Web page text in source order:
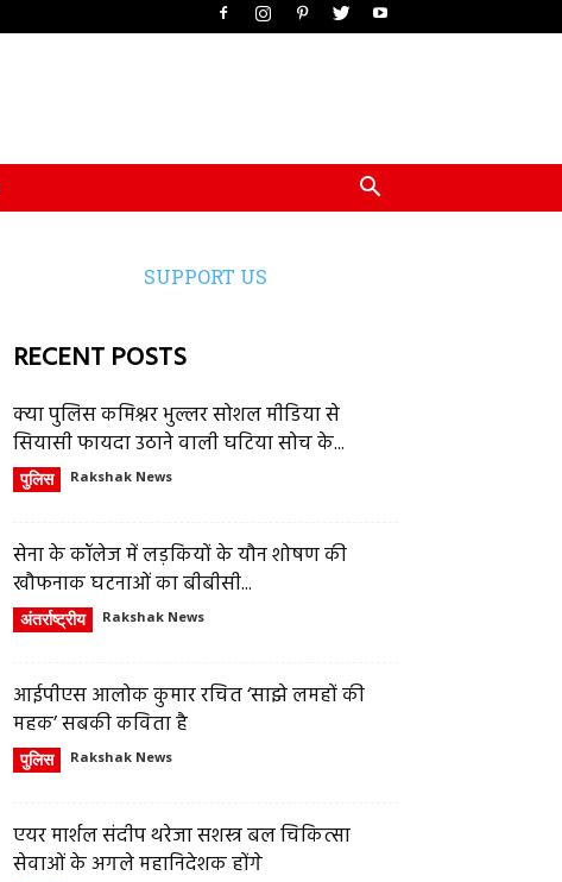
SUPPORT US
RECENT POSTS
क्या पुलिस कमिश्नर भुल्लर सोशल मीडिया से
सियासी फायदा उठाने वाली घटिया सोच के...
पुलिस Rakshak News
सेना के कॉलेज में लड़कियों के यौन शोषण की
खौफनाक घटनाओं का बीबीसी...
अंतर्राष्ट्रीय Rakshak News
आईपीएस आलोक कुमार रचित ‘साझे लमहों की
महक’ सबकी कविता है
पुलिस Rakshak News
एयर मार्शल संदीप थरेजा सशस्त्र बल चिकित्सा
सेवाओं के अगले महानिदेशक होंगे